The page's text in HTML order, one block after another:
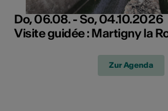
Do, 06.08. - So, 04.10.2026
Visite guidée : Martigny la
Zur Agenda